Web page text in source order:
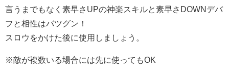
言うまでもなく素早さUPの神楽スキルと素早さDOWNデバ
フと相性はバツグン！
スロウをかけた後に使用しましょう。
※敵が複数いる場合には先に使ってもOK